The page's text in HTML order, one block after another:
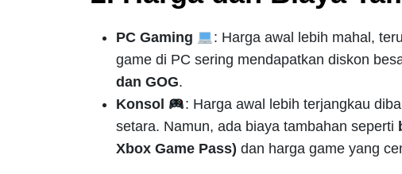
PC Gaming
: Harga awal lebih mahal,
game di PC sering mendapatkan diskon
dan GOG.
Konsol
: Harga awal lebih terjangkau
setara. Namun, ada biaya tambahan seperti
Xbox Game Pass) dan harga game yang